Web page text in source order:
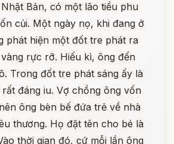
Bản, có một lão tiều phu
củi. Một ngày nọ, khi đang ở
phát hiện một đốt tre phát ra
rực rỡ. Hiếu kì, ông đến
Trong đốt tre phát sáng ấy là
đáng iu. Vợ chồng ông vốn
ông bèn bế đứa trẻ về nhà
thương. Họ đặt tên cho bé là
thời gian đó, cứ mỗi lần ông